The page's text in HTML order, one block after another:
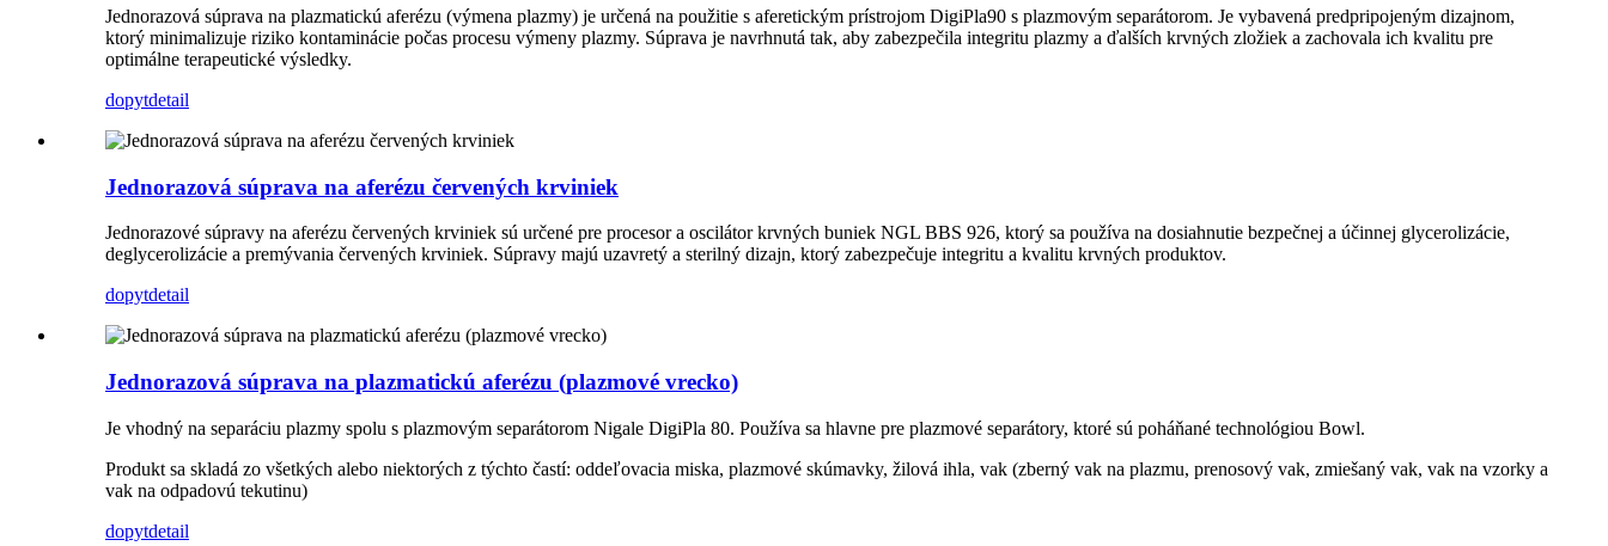
Jednorazová súprava na plazmatickú aferézu (výmena plazmy) je určená na použitie s aferetickým prístrojom DigiPla90 s plazmovým separátorom. Je vybavená predpripojeným dizajnom,
ktorý minimalizuje riziko kontaminácie počas procesu výmeny plazmy. Súprava je navrhnutá tak, aby zabezpečila integritu plazmy a ďalších krvných zložiek a zachovala ich kvalitu pre
optimálne terapeutické výsledky.
dopytdetail
Jednorazová súprava na aferézu červených krviniek
Jednorazové súpravy na aferézu červených krviniek sú určené pre procesor a oscilátor krvných buniek NGL BBS 926, ktorý sa používa na dosiahnutie bezpečnej a účinnej glycerolizácie,
deglycerolizácie a premývania červených krviniek. Súpravy majú uzavretý a sterilný dizajn, ktorý zabezpečuje integritu a kvalitu krvných produktov.
dopytdetail
Jednorazová súprava na plazmatickú aferézu (plazmové vrecko)
Je vhodný na separáciu plazmy spolu s plazmovým separátorom Nigale DigiPla 80. Používa sa hlavne pre plazmové separátory, ktoré sú poháňané technológiou Bowl.
Produkt sa skladá zo všetkých alebo niektorých z týchto častí: oddeľovacia miska, plazmové skúmavky, žilová ihla, vak (zberný vak na plazmu, prenosový vak, zmiešaný vak, vak na vzorky a
vak na odpadovú tekutinu)
dopytdetail